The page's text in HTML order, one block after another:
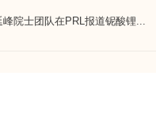
峰院士团队在PRL报道铌酸锂...